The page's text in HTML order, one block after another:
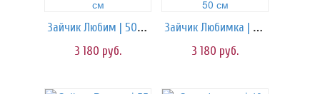
Зайчик Любим | 50 см
3 180 руб.
Зайчик Любимка | 50 см
3 180 руб.